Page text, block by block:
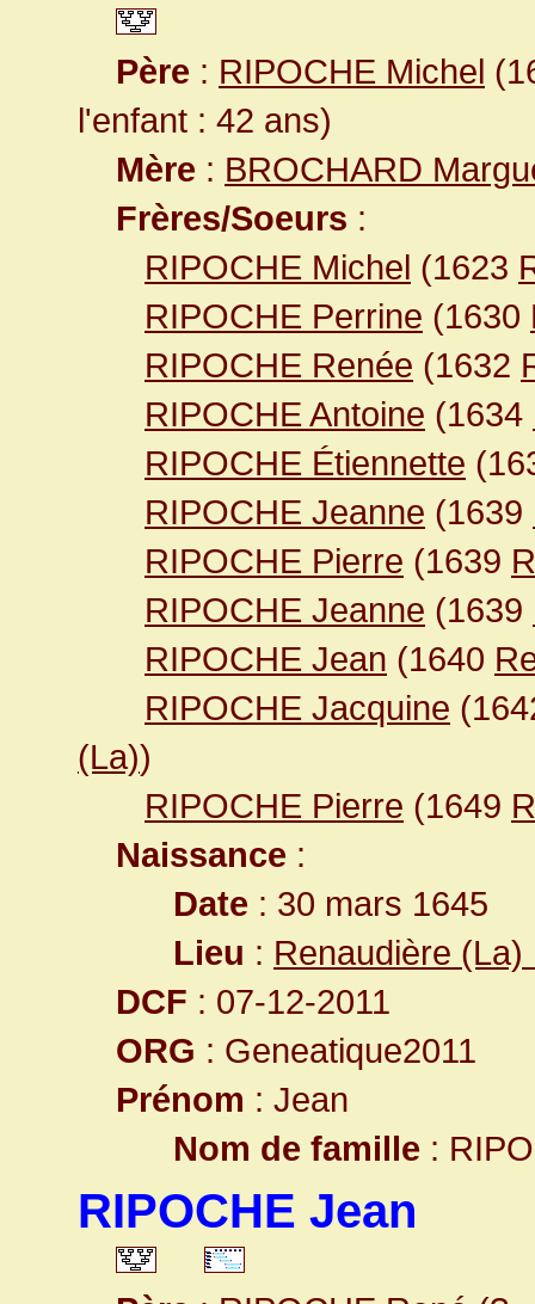
Père : RIPOCHE Michel
l'enfant : 42 ans)
Mère : BROCHARD
Frères/Soeurs :
RIPOCHE Michel (1623
RIPOCHE Perrine (1630
RIPOCHE Renée (1632
RIPOCHE Antoine (1634
RIPOCHE Étiennette
RIPOCHE Jeanne (1639
RIPOCHE Pierre (1639
RIPOCHE Jeanne (1639
RIPOCHE Jean (1640
RIPOCHE Jacquine
(La))
RIPOCHE Pierre (1649
Naissance :
Date : 30 mars 1645
Lieu : Renaudière
DCF : 07-12-2011
ORG : Geneatique2011
Prénom : Jean
Nom de famille :
RIPOCHE Jean